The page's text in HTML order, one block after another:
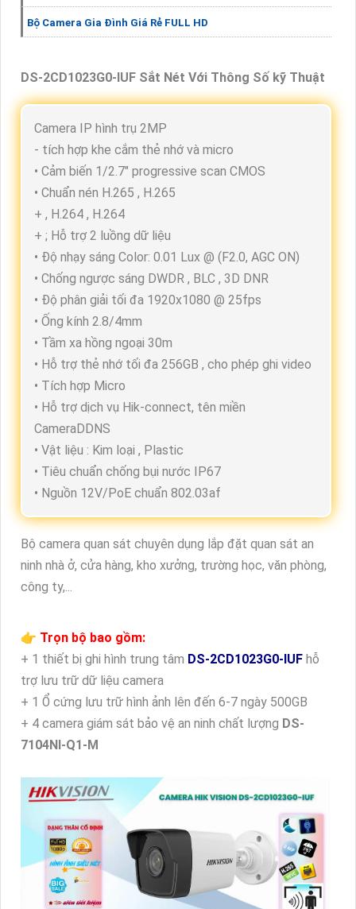
Bộ Camera Gia Đình Giá Rẻ FULL HD
DS-2CD1023G0-IUF Sắt Nét Với Thông Số kỹ Thuật
Camera IP hình trụ 2MP
- tích hợp khe cắm thẻ nhớ và micro
• Cảm biến 1/2.7" progressive scan CMOS
• Chuẩn nén H.265 , H.265
+ , H.264 , H.264
+ ; Hỗ trợ 2 luồng dữ liệu
• Độ nhạy sáng Color: 0.01 Lux @ (F2.0, AGC ON)
• Chống ngược sáng DWDR , BLC , 3D DNR
• Độ phân giải tối đa 1920x1080 @ 25fps
• Ống kính 2.8/4mm
• Tầm xa hồng ngoại 30m
• Hỗ trợ thẻ nhớ tối đa 256GB , cho phép ghi video
• Tích hợp Micro
• Hỗ trợ dịch vụ Hik-connect, tên miền
CameraDDNS
• Vật liệu : Kim loại , Plastic
• Tiêu chuẩn chống bụi nước IP67
• Nguồn 12V/PoE chuẩn 802.03af
Bộ camera quan sát chuyên dụng lắp đặt quan sát an
ninh nhà ở, cửa hàng, kho xưởng, trường học, văn phòng,
công ty,...
👉 Trọn bộ bao gồm:
+ 1 thiết bị ghi hình trung tâm DS-2CD1023G0-IUF hỗ
trợ lưu trữ dữ liệu camera
+ 1 Ổ cứng lưu trữ hình ảnh lên đến 6-7 ngày 500GB
+ 4 camera giám sát bảo vệ an ninh chất lượng DS-
7104NI-Q1-M